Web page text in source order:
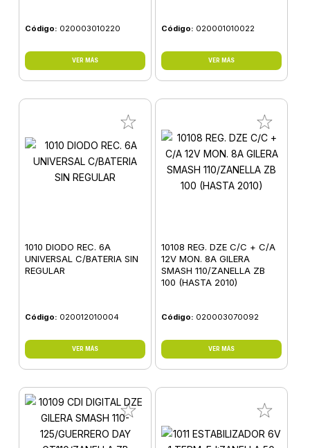
Código: 020003010220
VER MÁS
Código: 020001010022
VER MÁS
1010 DIODO REC. 6A
UNIVERSAL C/BATERIA SIN
REGULAR
Código: 020012010004
VER MÁS
10108 REG. DZE C/C + C/A
12V MON. 8A GILERA
SMASH 110/ZANELLA ZB
100 (HASTA 2010)
Código: 020003070092
VER MÁS